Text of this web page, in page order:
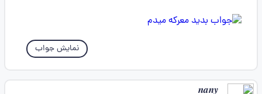
نمایش جواب
𝒏𝒂𝒏𝒚